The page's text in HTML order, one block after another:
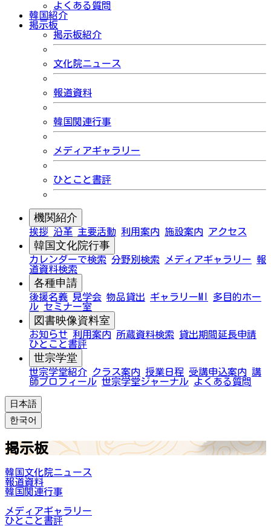
よくある質問
韓国紹介
掲示板
掲示板紹介
文化院ニュース
報道資料
韓国関連行事
メディアギャラリー
ひとこと書評
機関紹介
挨拶 沿革 主要活動 利用案内 施設案内 アクセス
韓国文化院行事
カレンダーで検索 分野別検索 メディアギャラリー 報
道資料検索
各種申請
後援名義 見学会 物品貸出 ギャラリーMI
多目的ホー
ル セミナー室
図書映像資料室
お知らせ 利用案内 所蔵資料検索
貸出期間延長申請
ひとこと書評
世宗学堂
世宗学堂紹介 クラス案内 授業日程 受講申込案内 講
師プロフィール 世宗学堂ジャーナル よくある質問
日本語
한국어
掲示板
韓国文化院ニュース
報道資料
韓国関連行事
メディアギャラリー
ひとこと書評